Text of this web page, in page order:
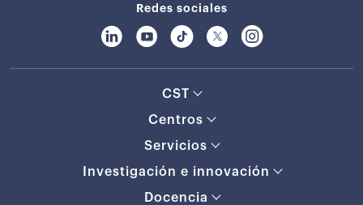
Redes sociales
CST
Centros
Servicios
Investigación e innovación
Docencia